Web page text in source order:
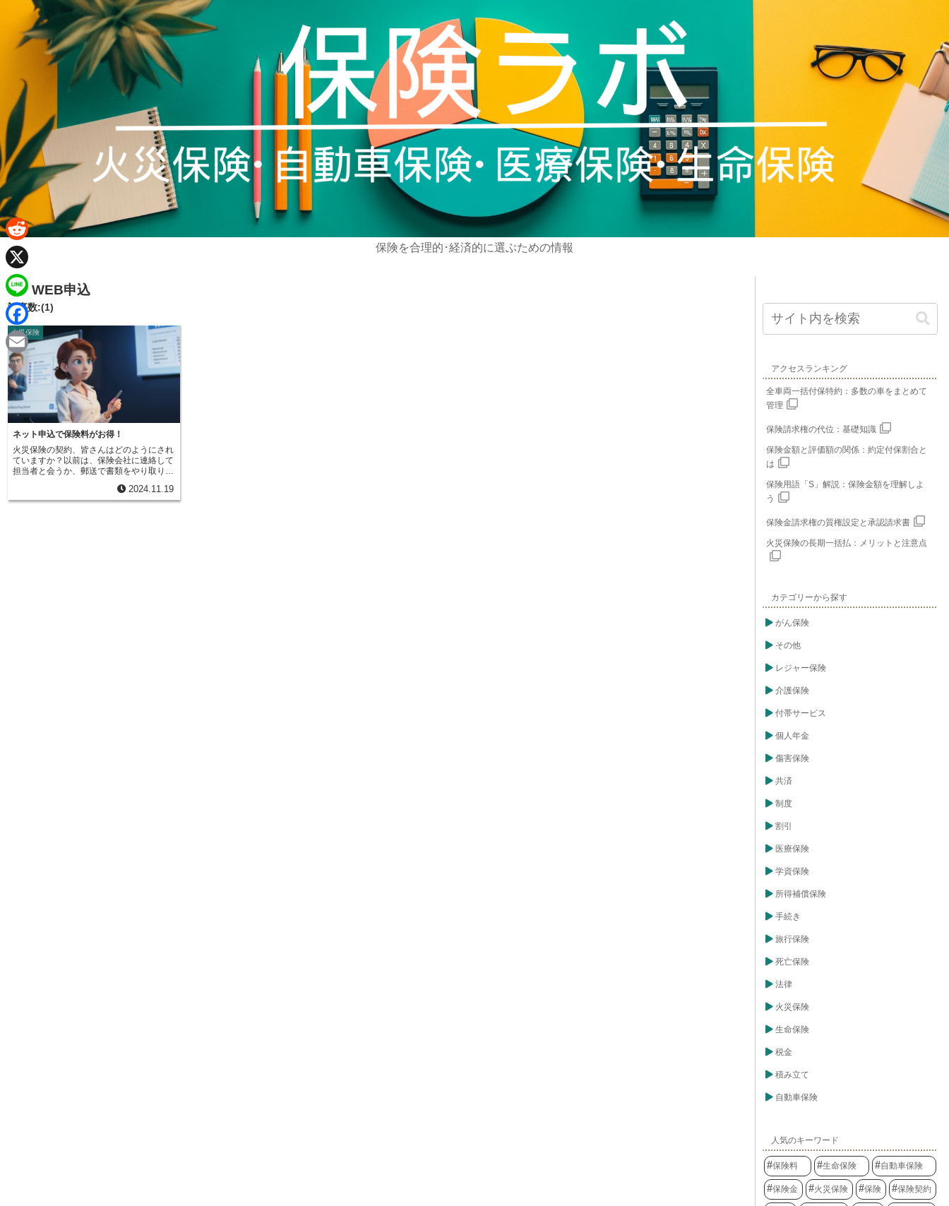
保険を合理的･経済的に選ぶための情報
WEB申込
記事数:(1)
火災保険
ネット申込で保険料がお得！
火災保険の契約、皆さんはどのようにされ
ていますか？以前は、保険会社に連絡して
担当者と会うか、郵送で書類をやり取りす
ターネットを使って契約手続きを行う方法
が主流になりつつあります。インターネッ
2024.11.19
アクセスランキング
全車両一括付保特約：多数の車をまとめて
管理
保険請求権の代位：基礎知識
保険金額と評価額の関係：約定付保割合と
は
保険用語「S」解説：保険金額を理解しよ
う
保険金請求権の質権設定と承認請求書
火災保険の長期一括払：メリットと注意点
カテゴリーから探す
がん保険
その他
レジャー保険
介護保険
付帯サービス
個人年金
傷害保険
共済
制度
割引
医療保険
学資保険
所得補償保険
手続き
旅行保険
死亡保険
法律
火災保険
生命保険
税金
積み立て
自動車保険
人気のキーワード
保険料 生命保険 自動車保険
保険金 火災保険 保険 保険契約
R
e
d
d
i
t
X
L
n
e
F
a
c
e
b
E
m
a